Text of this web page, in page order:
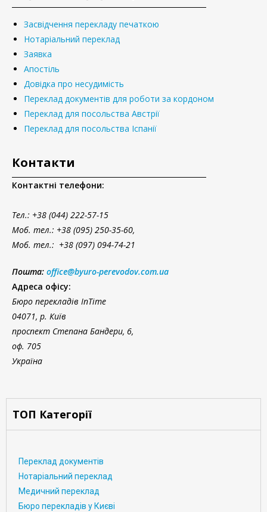
Засвідчення перекладу печаткою
Нотаріальний переклад
Заявка
Апостіль
Довідка про несудимість
Переклад документів для роботи за кордоном
Переклад для посольства Австрії
Переклад для посольства Іспанії
Контакти
Контактні телефони:
Тел.: +38 (044) 222-57-15
Моб. тел.: +38 (095) 250-35-60,
Моб. тел.: +38 (097) 094-74-21
Пошта: office@byuro-perevodov.com.ua
Адреса офісу:
Бюро перекладів InTime
04071, р. Київ
проспект Степана Бандери, 6,
оф. 705
Україна
ТОП Категорії
Переклад документів
Нотаріальний переклад
Медичний переклад
Бюро перекладів у Києві